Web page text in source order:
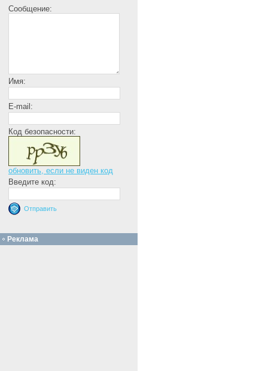
Сообщение:
Имя:
E-mail:
Код безопасности:
обновить, если не виден код
Введите код:
Реклама